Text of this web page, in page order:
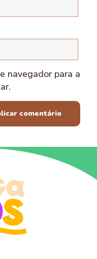
navegador para a